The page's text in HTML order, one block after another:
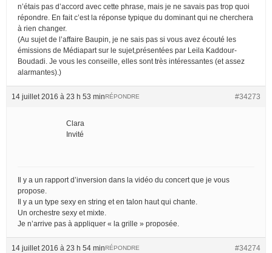
n’étais pas d’accord avec cette phrase, mais je ne savais pas trop quoi
répondre. En fait c’est la réponse typique du dominant qui ne cherchera
à rien changer.
(Au sujet de l’affaire Baupin, je ne sais pas si vous avez écouté les
émissions de Médiapart sur le sujet,présentées par Leila Kaddour-
Boudadi. Je vous les conseille, elles sont très intéressantes (et assez
alarmantes).)
14 juillet 2016 à 23 h 53 min #34273
RÉPONDRE
Clara
Invité
Il y a un rapport d’inversion dans la vidéo du concert que je vous
propose.
Il y a un type sexy en string et en talon haut qui chante.
Un orchestre sexy et mixte.
Je n’arrive pas à appliquer « la grille » proposée.
14 juillet 2016 à 23 h 54 min #34274
RÉPONDRE